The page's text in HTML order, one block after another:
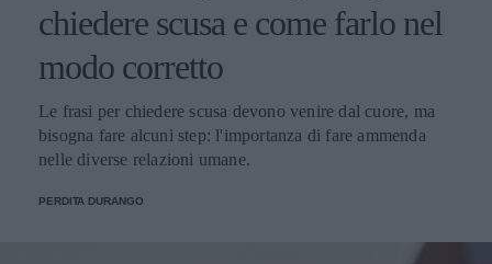
chiedere scusa e come farlo nel
modo corretto
Le frasi per chiedere scusa devono venire dal cuore, ma
bisogna fare alcuni step: l'importanza di fare ammenda
nelle diverse relazioni umane.
PERDITA DURANGO